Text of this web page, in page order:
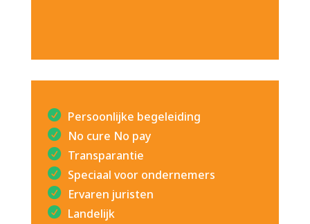
Persoonlijke begeleiding
No cure No pay
Transparantie
Speciaal voor ondernemers
Ervaren juristen
Landelijk